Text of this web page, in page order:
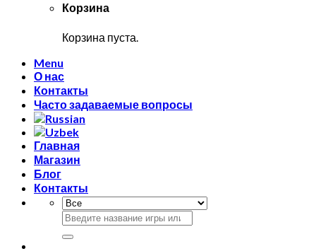
Корзина
Корзина пуста.
Menu
О нас
Контакты
Часто задаваемые вопросы
Главная
Магазин
Блог
Контакты
Искать: